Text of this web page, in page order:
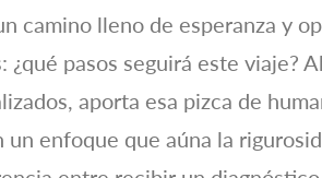
camino lleno de esperanza y
¿qué pasos seguirá este viaje?
aporta esa pizca de
enfoque que aúna la